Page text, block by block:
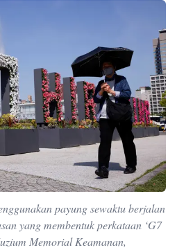
payung sewaktu berjalan
yang membentuk perkataan ‘G7
Memorial Keamanan,